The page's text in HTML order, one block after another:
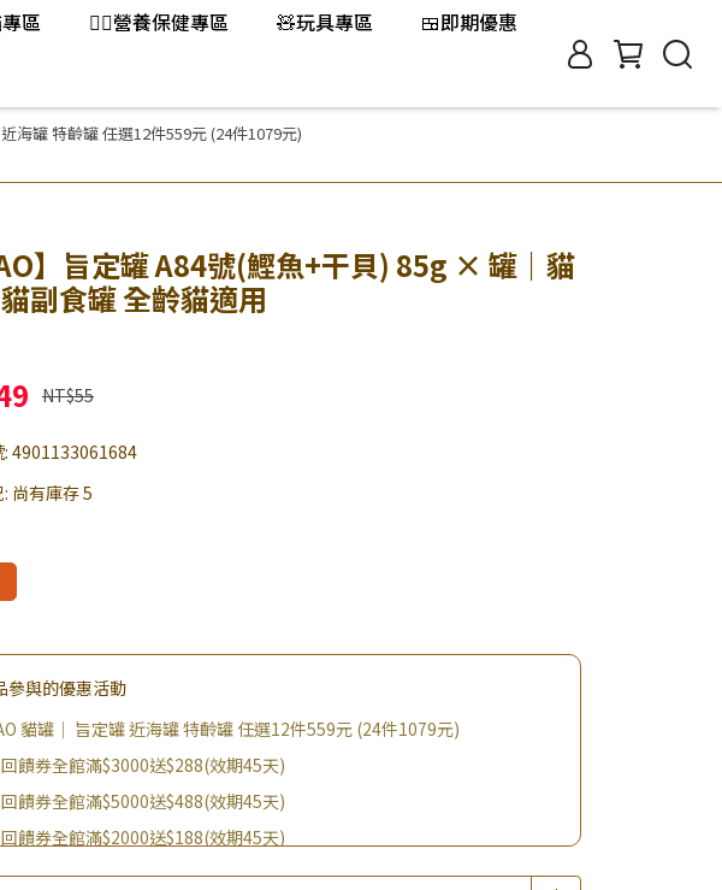
區 👨‍⚕️營養保健專區 🧸玩具專區
🍱即期優惠
海罐 特齡罐 任選12件559元 (24件1079元)
】旨定罐 A84號(鰹魚+干貝) 85g × 罐｜貓
副食罐 全齡貓適用
NT$55
4901133061684
尚有庫存 5
參與的優惠活動
貓罐｜ 旨定罐 近海罐 特齡罐 任選12件559元 (24件1079元)
饋券全館滿$3000送$288(效期45天)
饋券全館滿$5000送$488(效期45天)
饋券全館滿$2000送$188(效期45天)
饋券全館滿$8000送$888(效期45天)